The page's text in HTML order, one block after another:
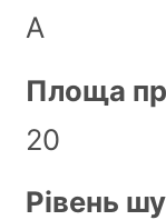
А
Площа
20
Рівень